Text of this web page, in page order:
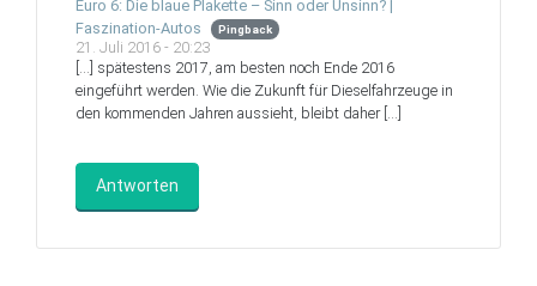
Euro 6: Die blaue Plakette – Sinn oder Unsinn? |
Faszination-Autos
Pingback
21. Juli 2016 - 20:23
[…] spätestens 2017, am besten noch Ende 2016
eingeführt werden. Wie die Zukunft für Dieselfahrzeuge in
den kommenden Jahren aussieht, bleibt daher […]
Antworten